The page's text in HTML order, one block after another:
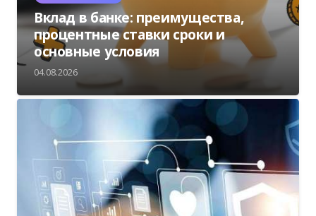
Вклад в банке: преимущества,
процентные ставки сроки и
основные условия
04.08.2026